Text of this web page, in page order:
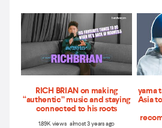
RICH BRIAN on making
“authentic” music and staying
connected to his roots
1.89K views almost 3 years ago
yama
Asia